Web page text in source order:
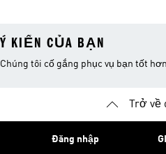
Ý KIẾN CỦA BẠN
Chúng tôi cố gắng phục vụ bạn tốt
Trở về
Đăng nhập